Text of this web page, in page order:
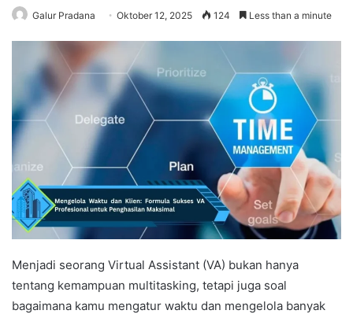
Galur Pradana Oktober 12, 2025 124 Less than a minute
Menjadi seorang Virtual Assistant (VA) bukan hanya
tentang kemampuan multitasking, tetapi juga soal
bagaimana kamu mengatur waktu dan mengelola banyak